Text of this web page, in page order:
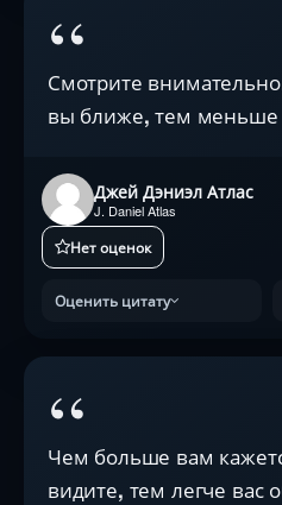
“
Смотрите
вы ближе, тем меньше
Джей Дэниэл Атлас
J. Daniel Atlas
Нет оценок
Оценить цитату
“
Чем больше вам
видите, тем легче вас